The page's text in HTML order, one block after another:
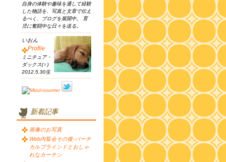
自身の体験や趣味を通して経験
した物語を、写真と文章で伝え
るべく、ブログを展開中。 育
児に奮闘中な日々を送る。
いおん
Profile
ミニチュア・
ダックス(♀)
2012.5.30生
新着記事
画像のお写真
Web内覧会その後-バーチ
カルブラインドとおしゃ
れなカーテン